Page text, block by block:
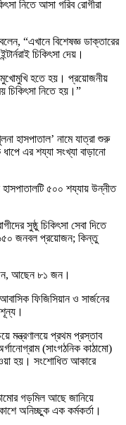
নিতে আসা গরিব রোগীরা
“এখানে বিশেষজ্ঞ ডাক্তারের
চিকিৎসা দেয়।
মুখোমুখি হতে হয়। প্রয়োজনীয়
চিকিৎসা নিতে হয়।”
হাসপাতাল’ নামে যাত্রা শুরু
এর শয্যা সংখ্যা বাড়ানো
হাসপাতালটি ৫০০ শয্যায় উন্নীত
সুষ্ঠু চিকিৎসা সেবা দিতে
১৬৫০ জনবল প্রয়োজন; কিন্তু
আছেন ৮১ জন।
ফিজিসিয়ান ও সার্জনের
মন্ত্রণালয়ে প্রথম প্রস্তাব
(সাংগঠনিক কাঠামো)
হয়। সংশোধিত আকারে
গড়মিল আছে জানিয়ে
অনিচ্ছুক এক কর্মকর্তা।